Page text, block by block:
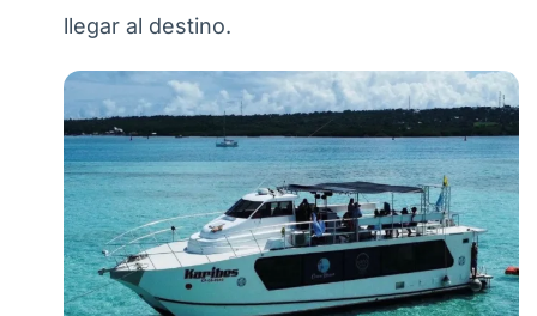
llegar al destino.